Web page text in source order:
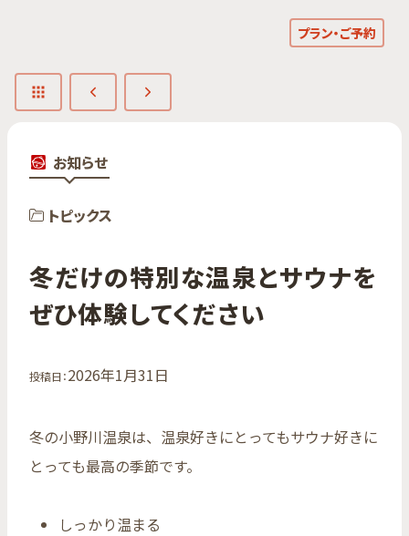
プラン・ご予約
お知らせ
トピックス
冬だけの​特別な​温泉と​サウナを​
ぜひ体験してください
投稿日：2026年1月31日
冬の小野川温泉は、温泉好きにとってもサウナ好きに
とっても最高の季節です。
しっかり温まる